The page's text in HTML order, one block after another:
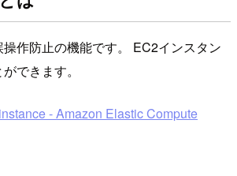
作防止の機能です。 EC2インスタン
できます。
- Amazon Elastic Compute